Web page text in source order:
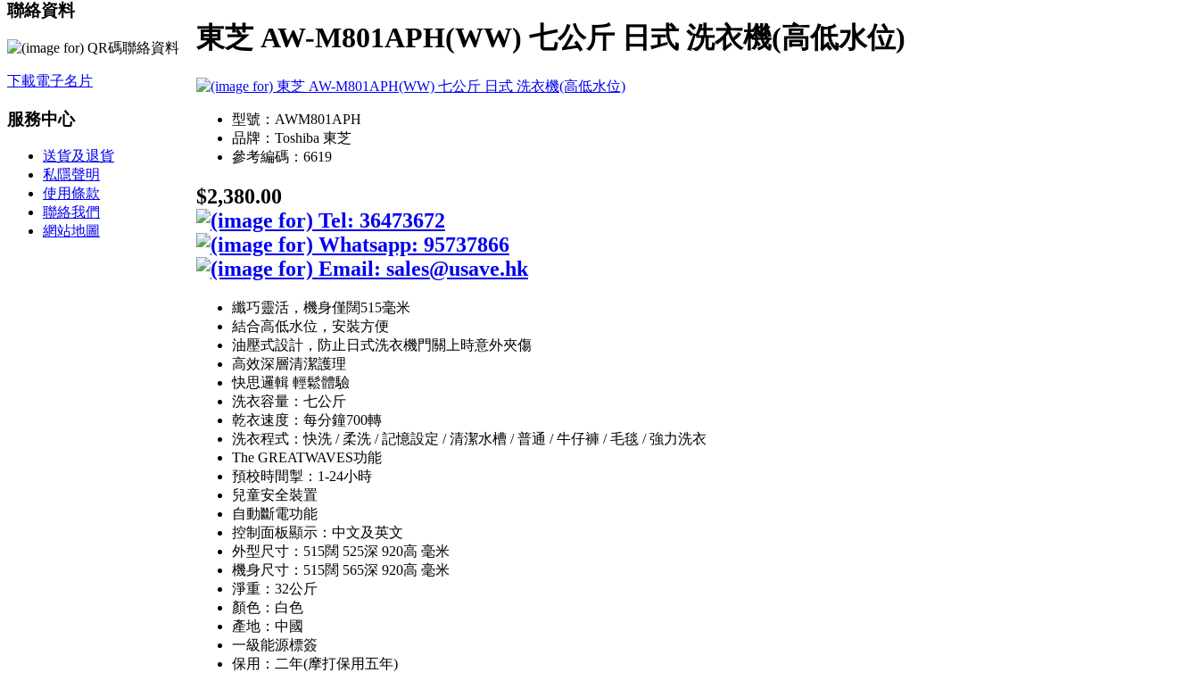
聯絡資料
下載電子名片
服務中心
送貨及退貨
私隱聲明
使用條款
聯絡我們
網站地圖
東芝 AW-M801APH(WW) 七公斤 日式 洗衣機(高低水位)
型號：AWM801APH
品牌：Toshiba 東芝
參考編碼：6619
$2,380.00
纖巧靈活，機身僅闊515毫米
結合高低水位，安裝方便
油壓式設計，防止日式洗衣機門關上時意外夾傷
高效深層清潔護理
快思邏輯 輕鬆體驗
洗衣容量：七公斤
乾衣速度：每分鐘700轉
洗衣程式：快洗 / 柔洗 / 記憶設定 / 清潔水槽 / 普通 / 牛仔褲 / 毛毯 / 強力洗衣
The GREATWAVES功能
預校時間掣：1-24小時
兒童安全裝置
自動斷電功能
控制面板顯示：中文及英文
外型尺寸：515闊 525深 920高 毫米
機身尺寸：515闊 565深 920高 毫米
淨重：32公斤
顏色：白色
產地：中國
一級能源標簽
保用：二年(摩打保用五年)